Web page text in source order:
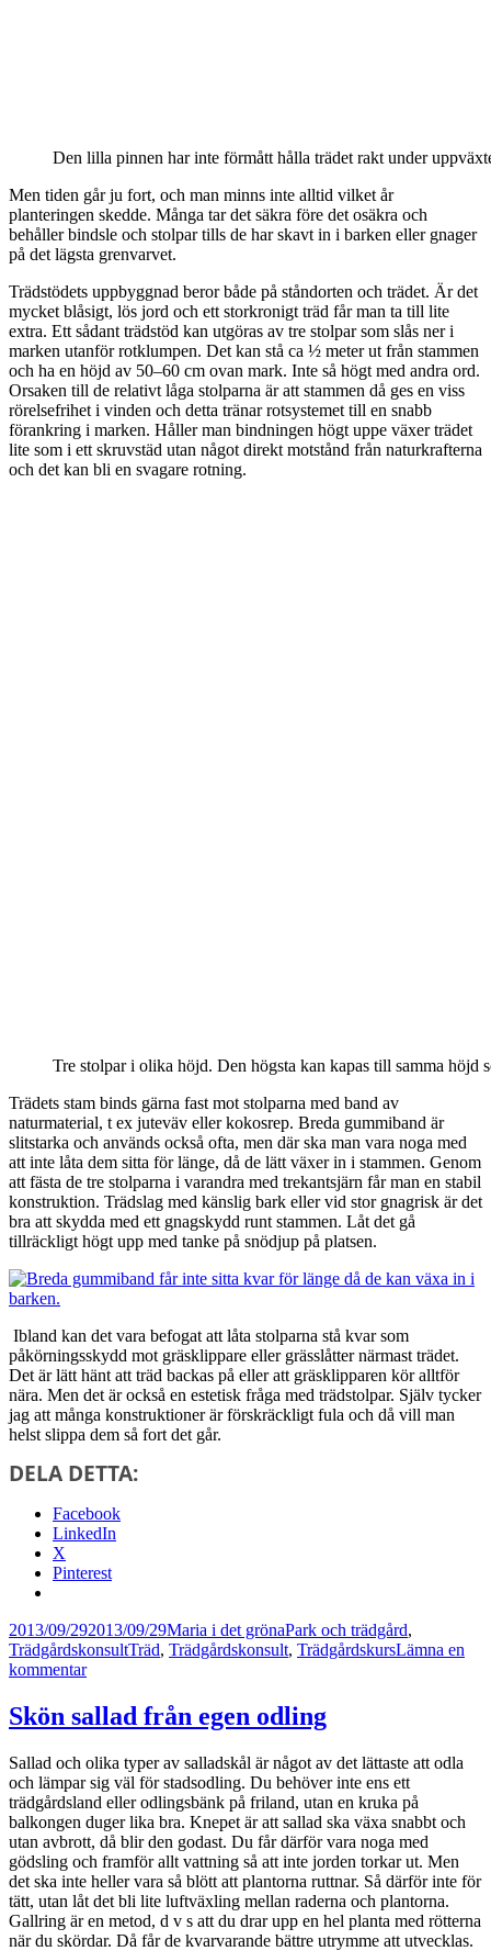
Den lilla pinnen har inte förmått hålla trädet rakt under
Men tiden går ju fort, och man minns inte alltid vilket år
planteringen skedde. Många tar det säkra före det osäkra och
behåller bindsle och stolpar tills de har skavt in i barken eller gnager
på det lägsta grenvarvet.
Trädstödets uppbyggnad beror både på ståndorten och trädet. Är det
mycket blåsigt, lös jord och ett storkronigt träd får man ta till lite
extra. Ett sådant trädstöd kan utgöras av tre stolpar som slås ner i
marken utanför rotklumpen. Det kan stå ca ½ meter ut från stammen
och ha en höjd av 50–60 cm ovan mark. Inte så högt med andra ord.
Orsaken till de relativt låga stolparna är att stammen då ges en viss
rörelsefrihet i vinden och detta tränar rotsystemet till en snabb
förankring i marken. Håller man bindningen högt uppe växer trädet
lite som i ett skruvstäd utan något direkt motstånd från naturkrafterna
och det kan bli en svagare rotning.
Tre stolpar i olika höjd. Den högsta kan kapas till samma höjd
Trädets stam binds gärna fast mot stolparna med band av
naturmaterial, t ex juteväv eller kokosrep. Breda gummiband är
slitstarka och används också ofta, men där ska man vara noga med
att inte låta dem sitta för länge, då de lätt växer in i stammen. Genom
att fästa de tre stolparna i varandra med trekantsjärn får man en stabil
konstruktion. Trädslag med känslig bark eller vid stor gnagrisk är det
bra att skydda med ett gnagskydd runt stammen. Låt det gå
tillräckligt högt upp med tanke på snödjup på platsen.
Ibland kan det vara befogat att låta stolparna stå kvar som
påkörningsskydd mot gräsklippare eller grässlåtter närmast trädet.
Det är lätt hänt att träd backas på eller att gräsklipparen kör alltför
nära. Men det är också en estetisk fråga med trädstolpar. Själv tycker
jag att många konstruktioner är förskräckligt fula och då vill man
helst slippa dem så fort det går.
DELA DETTA:
Facebook
LinkedIn
X
Pinterest
Postat
2013/09/292013/09/29Författare
Maria i det grönaKategorier
Park och trädgård,
TrädgårdskonsultTaggar
Träd, Trädgårdskonsult, TrädgårdskursLämna en
kommentartill
bra
dåligt?
Skön sallad från egen odling
Sallad och olika typer av salladskål är något av det lättaste att odla
och lämpar sig väl för stadsodling. Du behöver inte ens ett
trädgårdsland eller odlingsbänk på friland, utan en kruka på
balkongen duger lika bra. Knepet är att sallad ska växa snabbt och
utan avbrott, då blir den godast. Du får därför vara noga med
gödsling och framför allt vattning så att inte jorden torkar ut. Men
det ska inte heller vara så blött att plantorna ruttnar. Så därför inte för
tätt, utan låt det bli lite luftväxling mellan raderna och plantorna.
Gallring är en metod, d v s att du drar upp en hel planta med rötterna
när du skördar. Då får de kvarvarande bättre utrymme att utvecklas.